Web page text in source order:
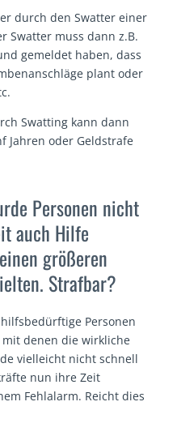
durch den Swatter einer
Swatter muss dann z.B.
gemeldet haben, dass
plant oder
Swatting kann dann
Jahren oder Geldstrafe
Personen nicht
auch Hilfe
größeren
Strafbar?
Personen
denen die wirkliche
vielleicht nicht schnell
nun ihre Zeit
Fehlalarm. Reicht dies